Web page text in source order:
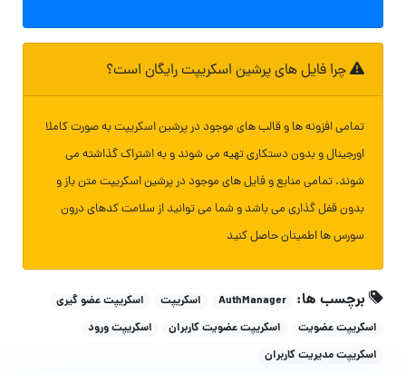
چرا فایل های پرشین اسکریپت رایگان است؟
تمامی افزونه ها و قالب های موجود در پرشین اسکریپت به صورت کاملا
اورجینال و بدون دستکاری تهیه می شوند و به اشتراک گذاشته می
شوند. تمامی منابع و فایل های موجود در پرشین اسکریپت متن باز و
بدون قفل گذاری می باشد و شما می توانید از سلامت کدهای درون
سورس ها اطمینان حاصل کنید
برچسب ها: AuthManager اسکریپت
اسکریپت عضو گیری
اسکریپت عضویت
اسکریپت عضویت کاربران
اسکریپت ورود
اسکریپت مدیریت کاربران